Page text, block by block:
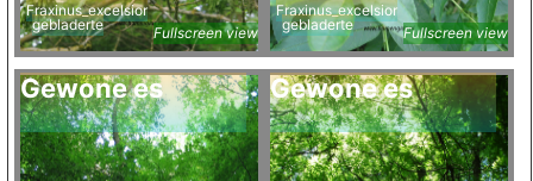
Fraxinus_excelsior
gebladerte
Fullscreen view
Fraxinus_excelsior
gebladerte
Fullscreen view
Gewone es Gewone es